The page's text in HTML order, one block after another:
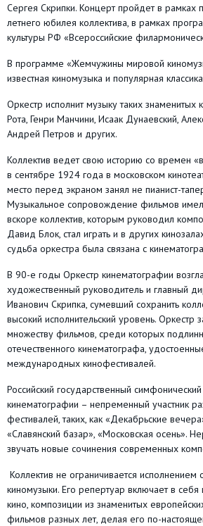
Сергея Скрипки. Концерт пройдет в рамках
летнего юбилея коллектива, в рамках
культуры РФ «Всероссийские
В программе «Жемчужины мировой
известная киномузыка и популярная
Оркестр исполнит музыку таких знаменитых
Рота, Генри Манчини, Исаак Дунаевский,
Андрей Петров и других.
Коллектив ведет свою историю со времен
в сентябре 1924 года в московском
место перед экраном занял не пианист-
Музыкальное сопровождение фильмов
вскоре коллектив, которым руководил
Давид Блок, стал играть и в других
судьба оркестра была связана с
В 90-е годы Оркестр кинематографии
художественный руководитель и главный
Иванович Скрипка, сумевший сохранить
высокий исполнительский уровень. Оркестр
множеству фильмов, среди которых
отечественного кинематографа,
международных кинофестивалей.
Российский государственный
кинематографии – непременный участник
фестивалей, таких, как «Декабрьские
«Славянский базар», «Московская осень».
звучать новые сочинения современных
Коллектив не ограничивается исполнением
киномузыки. Его репертуар включает в
кино, композиции из знаменитых
фильмов разных лет, делая его по-